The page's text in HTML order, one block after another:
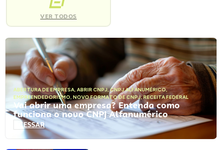
VER TODOS
ABERTURA DE EMPRESA, ABRIR CNPJ,CNPJ ALFANUMÉRICO,
EMPREENDEDORISMO, NOVO FORMATO DE CNPJ,RECEITA FEDERAL
Vai abrir uma empresa? Entenda como
funciona o novo CNPJ Alfanumérico
ACESSAR